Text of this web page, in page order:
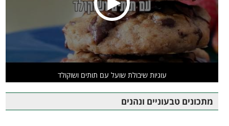
עוגיות שיבולת שועל עם תותים ושוקולד
מתכונים טבעוניים ונהנים